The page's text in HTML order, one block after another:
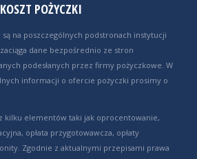
POŻYCZKI
są na poszczególnych podstronach instytucji
dane bezpośrednio ze stron
podesłanych przez firmy pożyczkowe. W
informacji o ofercie pożyczki prosimy o
z kilku elementów taki jak oprocentowanie,
opłata przygotowawcza, opłaty
Zgodnie z aktualnymi przepisami prawa